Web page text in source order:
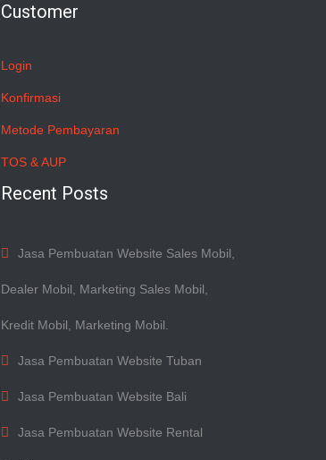
Customer
Login
Konfirmasi
Metode Pembayaran
TOS & AUP
Recent Posts
Jasa Pembuatan Website Sales Mobil,
Dealer Mobil, Marketing Sales Mobil,
Kredit Mobil, Marketing Mobil.
Jasa Pembuatan Website Tuban
Jasa Pembuatan Website Bali
Jasa Pembuatan Website Rental